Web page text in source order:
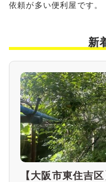
依頼が多い便利屋です。
新
【大阪市東住吉